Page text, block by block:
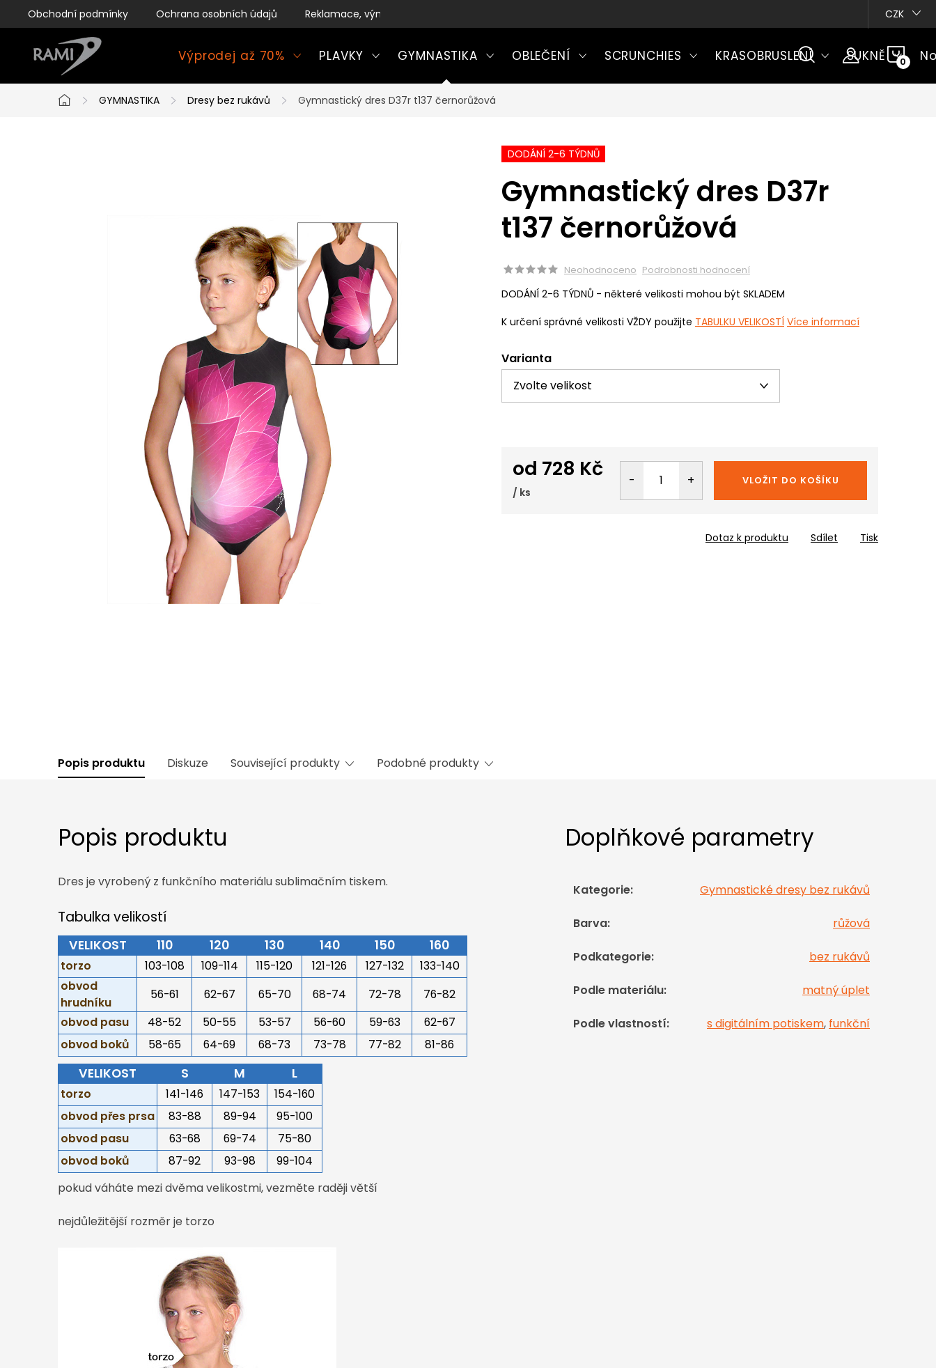
na
Obchodní podmínky Ochrana osobních údajů Reklamace, výměny a vrácení zboží CZK
Výprodej až 70% PLAVKY GYMNASTIKA OBLEČENÍ SCRUNCHIES KRASOBRUSLENÍ SUKNĚ
Domů
GYMNASTIKA Dresy bez rukávů Gymnastický dres D37r t137 černorůžová
DODÁNÍ 2-6 TÝDNŮ
Gymnastický dres D37r
t137 černorůžová
Neohodnoceno Podrobnosti hodnocení
DODÁNÍ 2-6 TÝDNŮ - některé velikosti mohou být SKLADEM
K určení správné velikosti VŽDY použijte TABULKU VELIKOSTÍ Více informací
Varianta
od 728 Kč
/ ks
VLOŽIT DO KOŠÍKU
Tisk
Dotaz k produktu Sdílet
Popis produktu Diskuze Související produkty Podobné produkty
Popis produktu
Dres je vyrobený z funkčního materiálu sublimačním tiskem.
Tabulka velikostí
VELIKOST 110 120 130 140 150 160
torzo 103-108 109-114 115-120 121-126 127-132
133-140
obvod
hrudníku
56-61 62-67 65-70 68-74 72-78
76-82
obvod pasu
48-52 50-55 53-57 56-60 59-63
62-67
obvod boků
58-65 64-69 68-73 73-78 77-82 81-86
VELIKOST S M L
torzo 141-146 147-153
154-160
obvod přes prsa
83-88 89-94
95-100
obvod pasu
63-68 69-74
75-80
obvod boků
87-92 93-98
99-104
pokud váháte mezi dvěma velikostmi, vezměte raději větší
nejdůležitější rozměr je torzo
Doplňkové parametry
Kategorie: Gymnastické dresy bez rukávů
Barva: růžová
Podkategorie: bez rukávů
Podle materiálu: matný úplet
Podle vlastností: s digitálním potiskem, funkční